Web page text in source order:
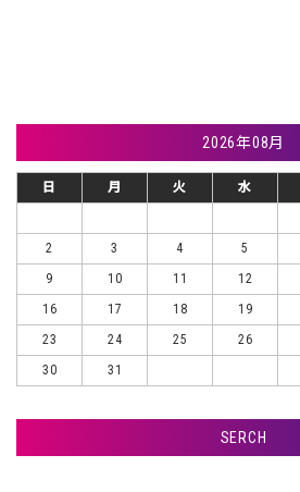
2026年08月
日 月 火 水
2
3 4 5
9
10 11 12
16
17 18 19
23
24 25 26
30
31
SERCH